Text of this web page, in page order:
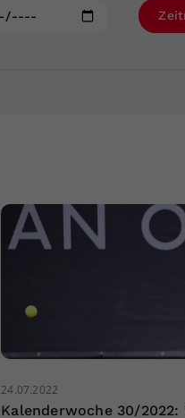
24.07.2022
Kalenderwoche 30/2022:
Ihrer